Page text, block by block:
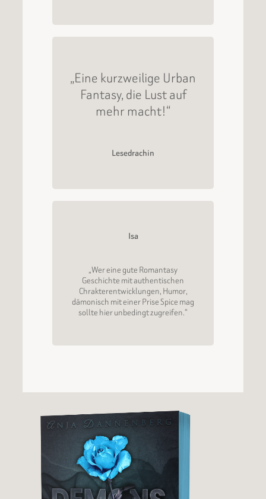
„Eine kurzweilige Urban
Fantasy, die Lust auf
mehr macht!“
Lesedrachin
Isa
„Wer eine gute Romantasy
Geschichte mit authentischen
Chrakterentwicklungen, Humor,
dämonisch mit einer Prise Spice mag
sollte hier unbedingt zugreifen.“